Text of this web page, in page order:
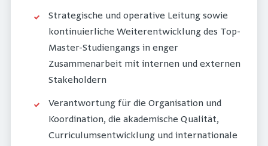
Strategische und operative Leitung sowie
kontinuierliche Weiterentwicklung des Top-
Master-Studiengangs in enger
Zusammenarbeit mit internen und externen
Stakeholdern
Verantwortung für die Organisation und
Koordination, die akademische Qualität,
Curriculumsentwicklung und internationale